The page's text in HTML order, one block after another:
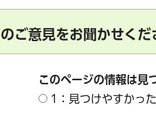
ご意見をお聞かせくだ
このページの情報は見
1：見つけやすかった